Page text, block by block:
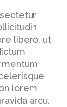
libero, ut
lorem
arcu.